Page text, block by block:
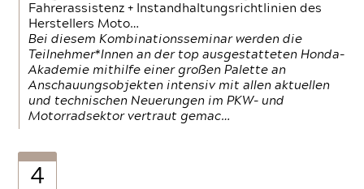
Fahrerassistenz + Instandhaltungsrichtlinien des
Herstellers Moto…
Bei diesem Kombinationsseminar werden die
Teilnehmer*Innen an der top ausgestatteten Honda-
Akademie mithilfe einer großen Palette an
Anschauungsobjekten intensiv mit allen aktuellen
und technischen Neuerungen im PKW- und
Motorradsektor vertraut gemac…
4